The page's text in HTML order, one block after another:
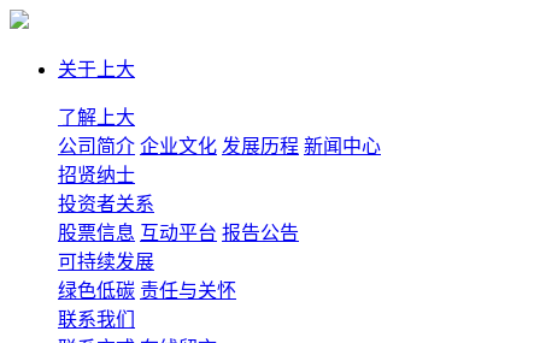
关于上大
了解上大
公司简介 企业文化 发展历程 新闻中心
招贤纳士
投资者关系
股票信息 互动平台 报告公告
可持续发展
绿色低碳 责任与关怀
联系我们